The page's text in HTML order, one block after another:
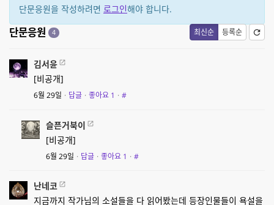
단문응원을 작성하려면 로그인해야 합니다.
최신순 등록순
단문응원 4
김서윤
[비공개]
6월 29일 · 답글 · 좋아요 1 · #
슬픈거북이
[비공개]
6월 29일 · 답글 · 좋아요 1 · #
난네코
지금까지 작가님의 소설들을 다 읽어봤는데 등장인물들이 욕설을